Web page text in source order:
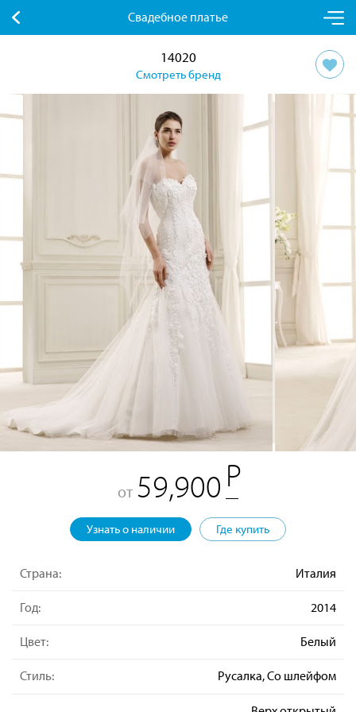
Свадебное платье
14020
Смотреть бренд
от 59,900
Узнать о наличии Где купить
Страна: Италия
Год: 2014
Цвет: Белый
Стиль: Русалка, Со шлейфом